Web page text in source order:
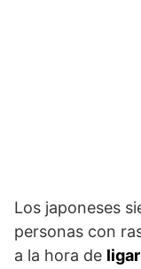
Los japoneses
personas con
a la hora de